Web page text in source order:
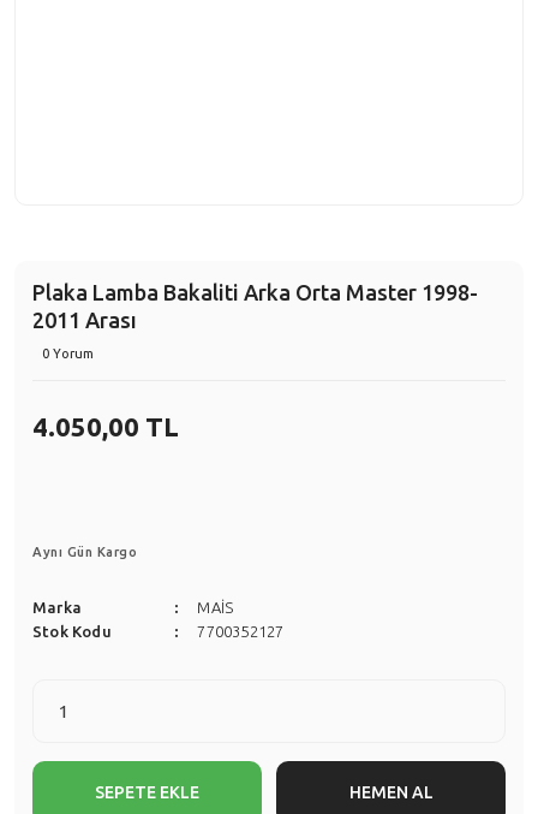
Plaka Lamba Bakaliti Arka Orta Master 1998-
2011 Arası
0 Yorum
4.050,00 TL
Aynı Gün Kargo
Marka
MAİS
Stok Kodu
7700352127
SEPETE EKLE HEMEN AL